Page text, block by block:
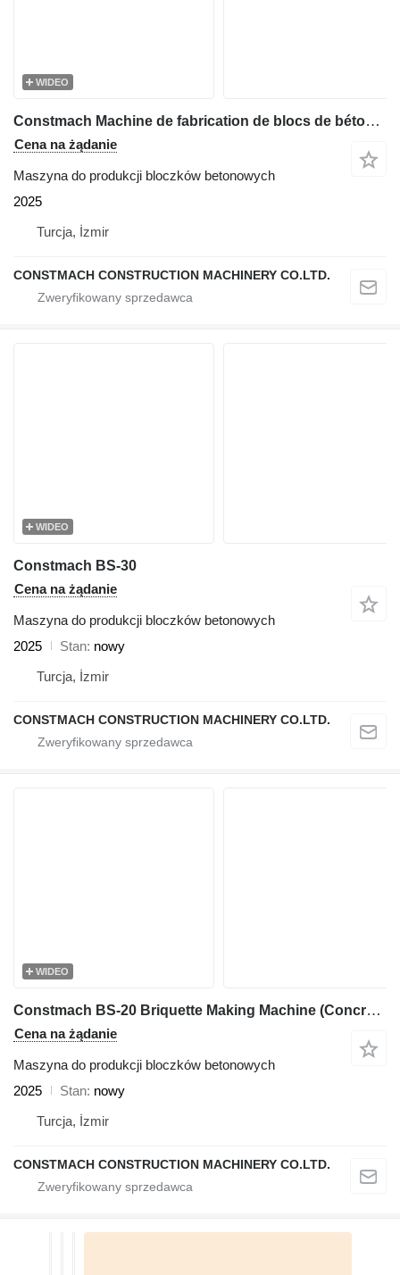
WIDEO
Constmach Machine de fabrication de blocs de béton BS-30, garantie de 2 an
Cena na żądanie
Maszyna do produkcji bloczków betonowych
2025
Turcja, İzmir
CONSTMACH CONSTRUCTION MACHINERY CO.LTD.
WIDEO
Constmach BS-30
Cena na żądanie
Maszyna do produkcji bloczków betonowych
2025
Stan nowy
Turcja, İzmir
CONSTMACH CONSTRUCTION MACHINERY CO.LTD.
WIDEO
Constmach BS-20 Briquette Making Machine (Concrete Block Machine)
Cena na żądanie
Maszyna do produkcji bloczków betonowych
2025
Stan nowy
Turcja, İzmir
CONSTMACH CONSTRUCTION MACHINERY CO.LTD.